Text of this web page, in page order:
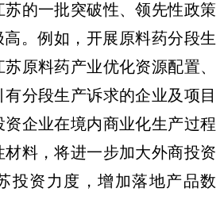
的一批突破性、领先性政策
高。例如，开展原料药分段生
原料药产业优化资源配置、
分段生产诉求的企业及项目
企业在境内商业化生产过程
料，将进一步加大外商投资
投资力度，增加落地产品数